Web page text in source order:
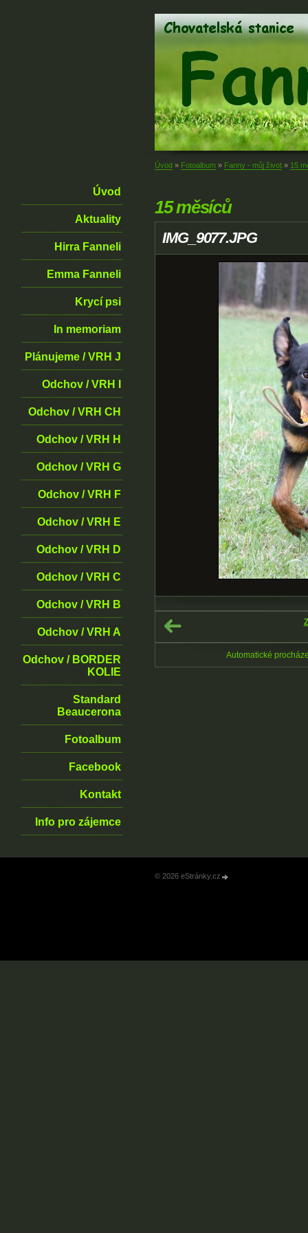
Úvod
Aktuality
Hirra Fanneli
Emma Fanneli
Krycí psi
In memoriam
Plánujeme / VRH J
Odchov / VRH I
Odchov / VRH CH
Odchov / VRH H
Odchov / VRH G
Odchov / VRH F
Odchov / VRH E
Odchov / VRH D
Odchov / VRH C
Odchov / VRH B
Odchov / VRH A
Odchov / BORDER
KOLIE
Standard
Beaucerona
Fotoalbum
Facebook
Kontakt
Info pro zájemce
Úvod » Fotoalbum » Fanny - můj život » 15
15 měsíců
IMG_9077.JPG
Automatické
© 2026 eStránky.cz